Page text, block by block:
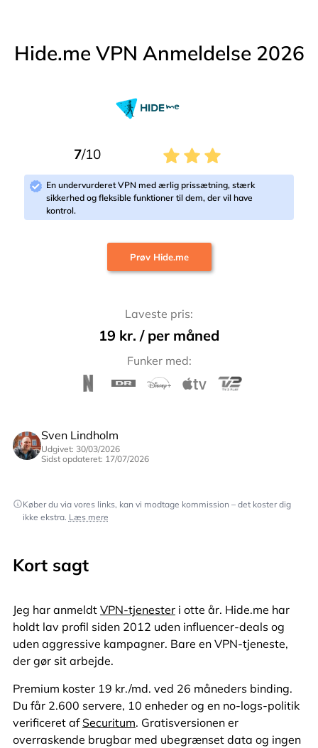
Hide.me VPN Anmeldelse 2026
7/10
En undervurderet VPN med ærlig prissætning, stærk
sikkerhed og fleksible funktioner til dem, der vil have
kontrol.
Prøv Hide.me
Laveste pris:
19 kr. / per måned
Funker med:
Sven Lindholm
Udgivet: 30/03/2026
Sidst opdateret: 17/07/2026
Køber du via vores links, kan vi modtage kommission – det koster dig
ikke ekstra. Læs mere
Kort sagt
Jeg har anmeldtVPN-tjenesteri otte år. Hide.me har
holdt lav profil siden 2012 uden influencer-deals og
uden aggressive kampagner. Bare en VPN-tjeneste,
der gør sit arbejde.
Premium koster 19 kr./md. ved 26 måneders binding.
Du får 2.600 servere, 10 enheder og en no-logs-politik
verificeret afSecuritum. Gratisversionen er
overraskende brugbar med ubegrænset data og ingen